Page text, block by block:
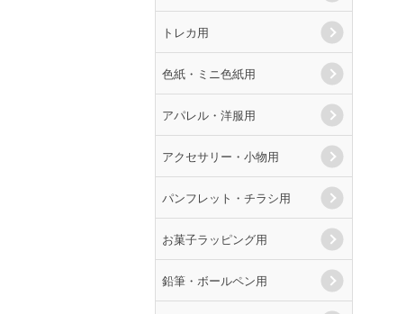
トレカ用
色紙・ミニ色紙用
アパレル・洋服用
アクセサリー・小物用
パンフレット・チラシ用
お菓子ラッピング用
鉛筆・ボールペン用